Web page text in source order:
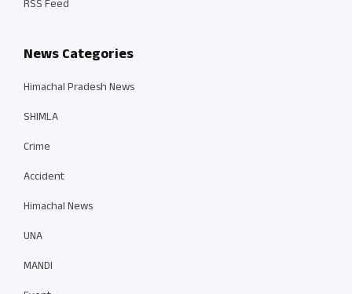
RSS Feed
News Categories
Himachal Pradesh News
SHIMLA
Crime
Accident
Himachal News
UNA
MANDI